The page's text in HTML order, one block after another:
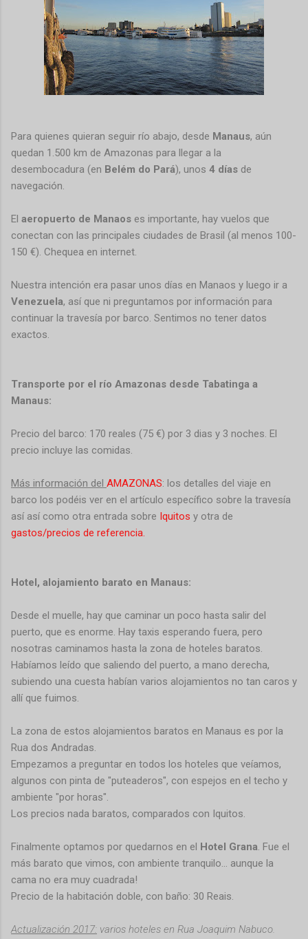
Para quienes quieran seguir río abajo, desde Manaus, aún
quedan 1.500 km de Amazonas para llegar a la
desembocadura (en Belém do Pará), unos 4 días de
navegación.
El aeropuerto de Manaos es importante, hay vuelos que
conectan con las principales ciudades de Brasil (al menos 100-
150 €). Chequea en internet.
Nuestra intención era pasar unos días en Manaos y luego ir a
Venezuela, así que ni preguntamos por información para
continuar la travesía por barco. Sentimos no tener datos
exactos.
Transporte por el río Amazonas desde Tabatinga a
Manaus:
Precio del barco: 170 reales (75 €) por 3 dias y 3 noches. El
precio incluye las comidas.
Más información del AMAZONAS: los detalles del viaje en
barco los podéis ver en el artículo específico sobre la travesía
así así como otra entrada sobre Iquitos y otra de
gastos/precios de referencia.
Hotel, alojamiento barato en Manaus:
Desde el muelle, hay que caminar un poco hasta salir del
puerto, que es enorme. Hay taxis esperando fuera, pero
nosotras caminamos hasta la zona de hoteles baratos.
Habíamos leído que saliendo del puerto, a mano derecha,
subiendo una cuesta habían varios alojamientos no tan caros y
allí que fuimos.
La zona de estos alojamientos baratos en Manaus es por la
Rua dos Andradas.
Empezamos a preguntar en todos los hoteles que veíamos,
algunos con pinta de "puteaderos", con espejos en el techo y
ambiente "por horas".
Los precios nada baratos, comparados con Iquitos.
Finalmente optamos por quedarnos en el Hotel Grana. Fue el
más barato que vimos, con ambiente tranquilo... aunque la
cama no era muy cuadrada!
Precio de la habitación doble, con baño: 30 Reais.
Actualización 2017: varios hoteles en Rua Joaquim Nabuco.